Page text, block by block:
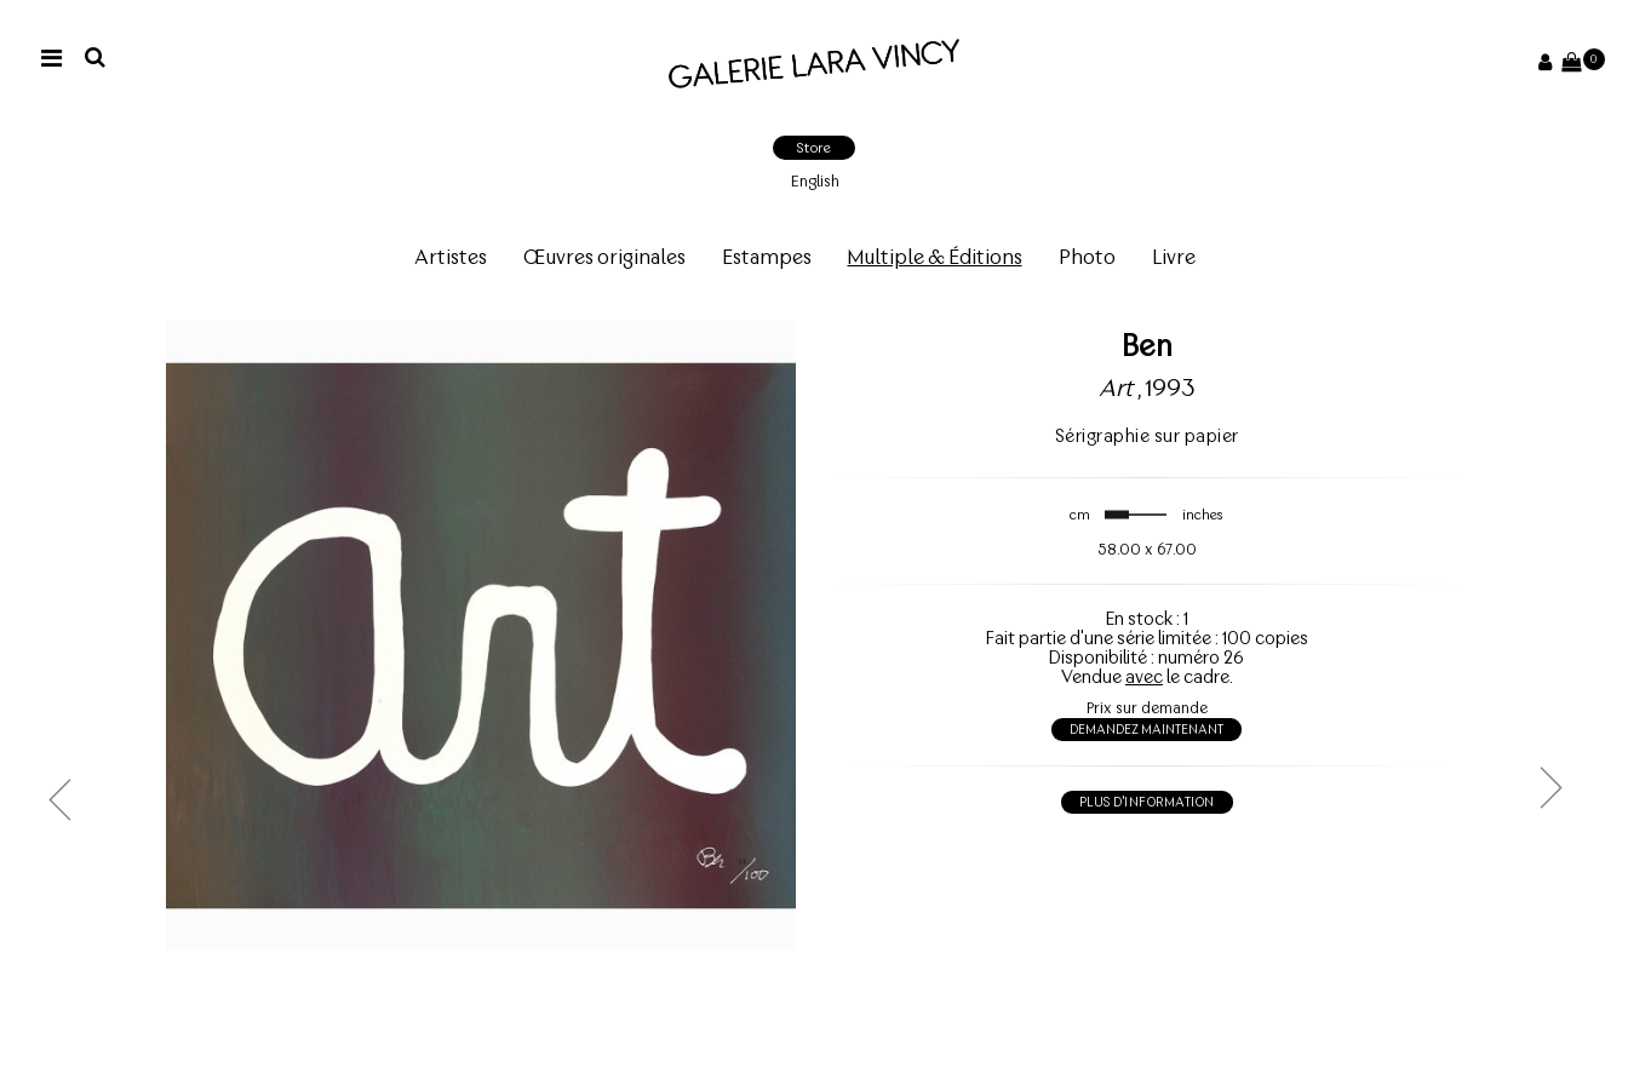
0
Store
English
Artistes Œuvres originales Estampes Multiple & Éditions Photo Livre
Ben
Art, 1993
Sérigraphie sur papier
cm inches
58.00 x 67.00
En stock : 1
Fait partie d'une série limitée : 100 copies
Disponibilité : numéro 26
Vendueavecle cadre.
Prix sur demande
DEMANDEZ MAINTENANT
PLUS D'INFORMATION